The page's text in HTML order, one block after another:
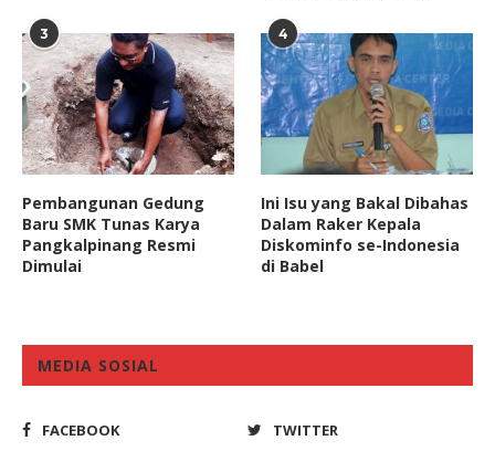
3
Pembangunan Gedung
Baru SMK Tunas Karya
Pangkalpinang Resmi
Dimulai
4
Ini Isu yang Bakal Dibahas
Dalam Raker Kepala
Diskominfo se-Indonesia
di Babel
MEDIA SOSIAL
FACEBOOK
TWITTER